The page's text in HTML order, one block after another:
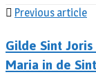
Previous article
Gilde Sint
Maria in de